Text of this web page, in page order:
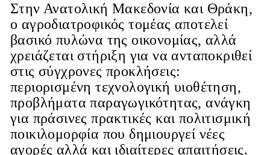
Στην Ανατολική Μακεδονία και Θράκη,
ο αγροδιατροφικός τομέας αποτελεί
βασικό πυλώνα της οικονομίας, αλλά
χρειάζεται στήριξη για να ανταποκριθεί
στις σύγχρονες προκλήσεις:
περιορισμένη τεχνολογική υιοθέτηση,
προβλήματα παραγωγικότητας, ανάγκη
για πράσινες πρακτικές και πολιτισμική
ποικιλομορφία που δημιουργεί νέες
αγορές αλλά και ιδιαίτερες απαιτήσεις.